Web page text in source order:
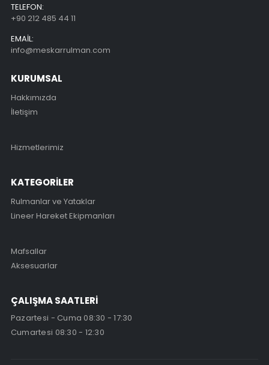
TELEFON:
+90 212 485 44 11
EMAIL:
info@meskarrulman.com
KURUMSAL
Hakkımızda
İletişim
Hizmetlerimiz
KATEGORİLER
Rulmanlar ve Yataklar
Lineer Hareket Ekipmanları
Mafsallar
Aksesuarlar
ÇALIŞMA SAATLERİ
Pazartesi - Cuma 08:30 - 17:30
Cumartesi 08:30 - 12:30